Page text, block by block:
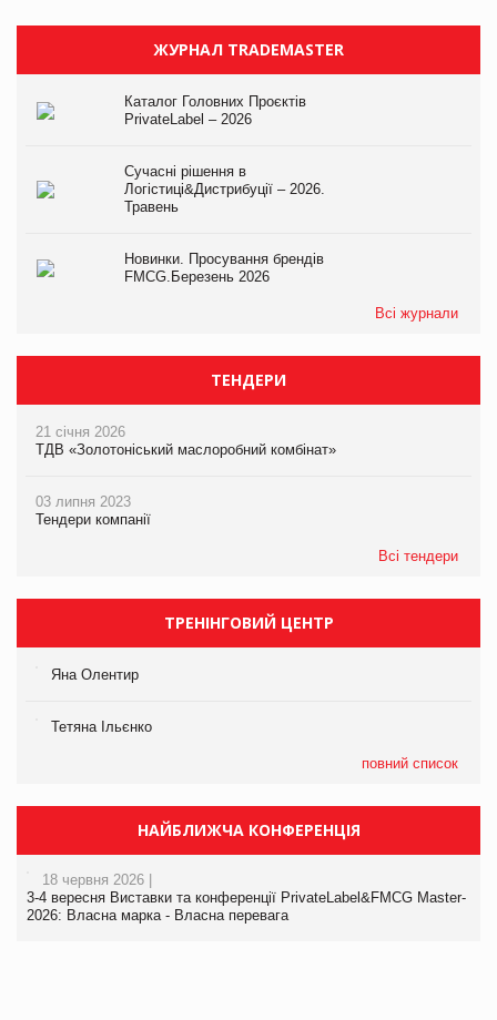
ЖУРНАЛ TRADEMASTER
Каталог Головних Проєктів
PrivateLabel – 2026
Сучасні рішення в
Логістиці&Дистрибуції – 2026.
Травень
Новинки. Просування брендів
FMCG.Березень 2026
Всі журнали
ТЕНДЕРИ
21 січня 2026
ТДВ «Золотоніський маслоробний комбінат»
03 липня 2023
Тендери компанії
Всі тендери
ТРЕНІНГОВИЙ ЦЕНТР
Яна Олентир
Тетяна Ільєнко
повний список
НАЙБЛИЖЧА КОНФЕРЕНЦІЯ
18 червня 2026 |
3-4 вересня Виставки та конференції PrivateLabel&FMCG Master-
2026: Власна марка - Власна перевага